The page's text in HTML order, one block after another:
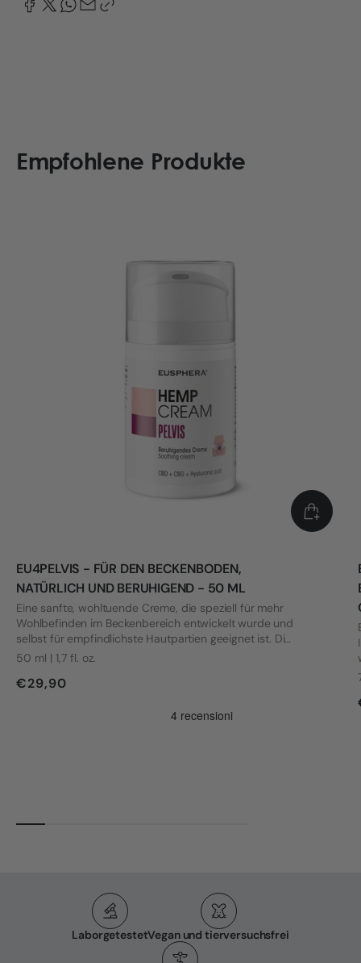
Empfohlene Produkte
EU4PELVIS - FÜR DEN BECKENBODEN,
NATÜRLICH UND BERUHIGEND - 50 ML
Eine sanfte, wohltuende Creme, die speziell für mehr
Wohlbefinden im Beckenbereich entwickelt wurde und
selbst für empfindlichste Hautpartien geeignet ist. Die
Formel wurde mit Blick auf die Bedürfnisse von Frauen
entwickelt.
50 ml | 1,7 fl. oz.
€29,90
LaborgetestetVegan und tierversuchsfrei